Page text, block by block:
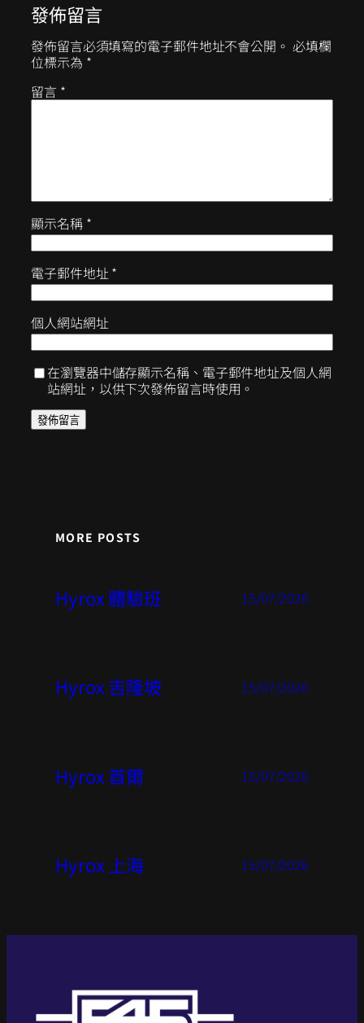
發佈留言
發佈留言必須填寫的電子郵件地址不會公開。 必填欄
位標示為 *
留言 *
顯示名稱 *
電子郵件地址 *
個人網站網址
在瀏覽器中儲存顯示名稱、電子郵件地址及個人網
站網址，以供下次發佈留言時使用。
MORE POSTS
Hyrox 體驗班 15/07/2026
Hyrox 吉隆坡 15/07/2026
Hyrox 首爾 15/07/2026
Hyrox 上海 15/07/2026